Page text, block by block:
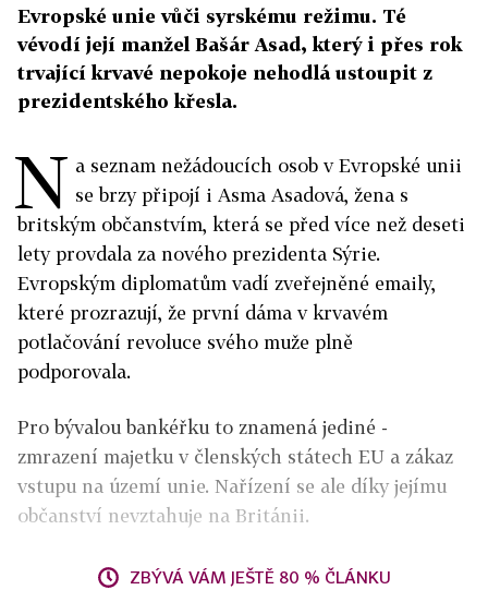
Evropské unie vůči syrskému režimu. Té
vévodí její manžel Bašár Asad, který i přes rok
trvající krvavé nepokoje nehodlá ustoupit z
prezidentského křesla.
N a seznam nežádoucích osob v Evropské unii
se brzy připojí i Asma Asadová, žena s
britským občanstvím, která se před více než deseti
lety provdala za nového prezidenta Sýrie.
Evropským diplomatům vadí zveřejněné emaily,
které prozrazují, že první dáma v krvavém
potlačování revoluce svého muže plně
podporovala.
Pro bývalou bankéřku to znamená jediné -
zmrazení majetku v členských státech EU a zákaz
vstupu na území unie. Nařízení se ale díky jejímu
občanství nevztahuje na Británii.
ZBÝVÁ VÁM JEŠTĚ 80 % ČLÁNKU